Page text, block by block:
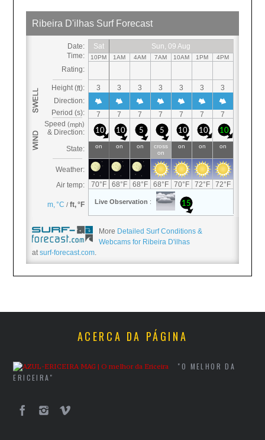
More Detailed Surf Conditions &
Webcams for Ribeira D'ilhas
atsurf-forecast.com.
ACERCA DA PÁGINA
"O MELHOR DA
ERICEIRA"